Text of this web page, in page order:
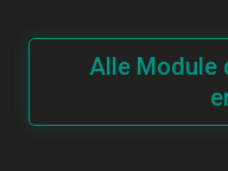
Alle Module